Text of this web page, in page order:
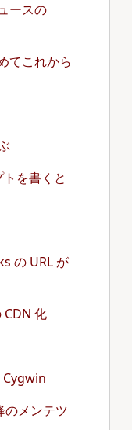
ースの
てこれから
を書くと
の URL が
化
のメンテツ